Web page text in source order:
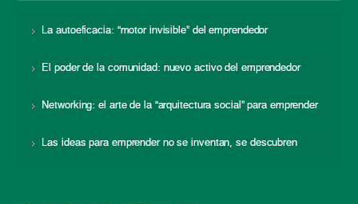
La autoeficacia: “motor invisible” del emprendedor
El poder de la comunidad: nuevo activo del emprendedor
Networking: el arte de la “arquitectura social” para emprender
Las ideas para emprender no se inventan, se descubren